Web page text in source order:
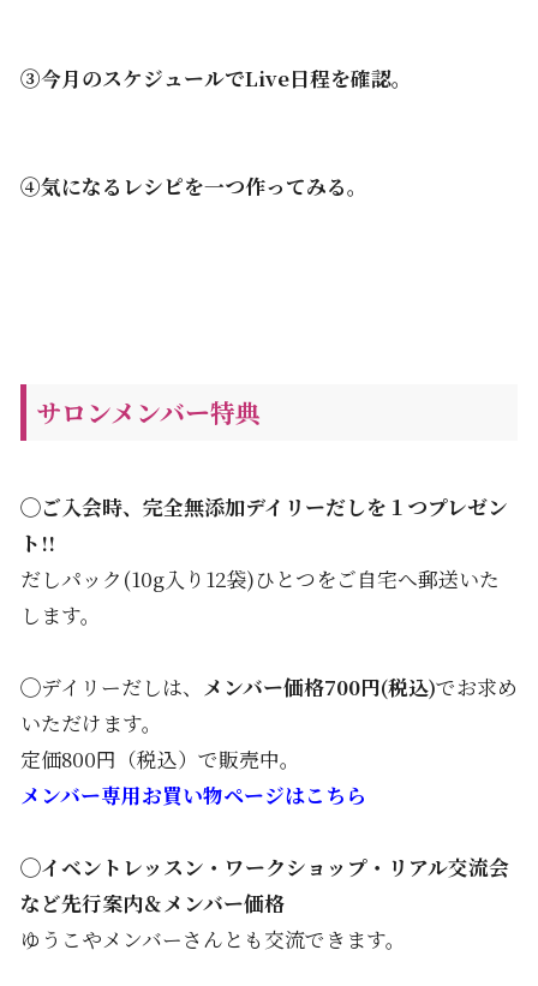
③今月のスケジュールでLive日程を確認。
④気になるレシピを一つ作ってみる。
サロンメンバー特典
◯ご入会時、完全無添加デイリーだしを１つプレゼン
ト!!
だしパック(10g入り12袋)ひとつをご自宅へ郵送いた
します。
◯デイリーだしは、 メンバー価格700円(税込)でお求め
いただけます。
定価800円（税込）で販売中。
メンバー専用お買い物ページはこちら
◯イベントレッスン・ワークショップ・リアル交流会
など先行案内＆メンバー価格
ゆうこやメンバーさんとも交流できます。